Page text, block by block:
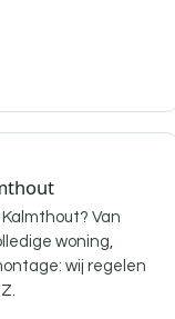
Van
woning,
wij regelen